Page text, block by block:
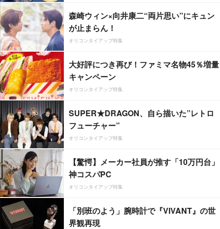
森崎ウィン×向井康二“両片思い”にキュン
が止まらん！
オリコンタイアップ特集
大好評につき再び！ファミマ名物45％増量
キャンペーン
オリコンタイアップ特集
SUPER★DRAGON、自ら描いた”レトロ
フューチャー”
オリコンタイアップ特集
【驚愕】メーカー社員が推す「10万円台」
神コスパPC
オリコンタイアップ特集
「別班のよう」腕時計で『VIVANT』の世
界観再現